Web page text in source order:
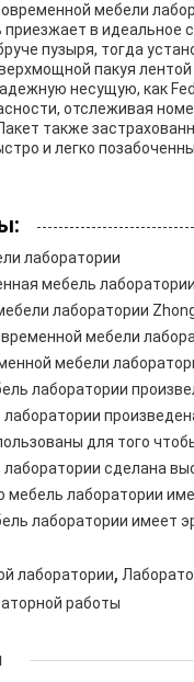
мебели
приезжает в
пузыря, тогда
пакуя
несущую, как
отслеживая
также
и легко
лаборатории
мебель
лаборатории
мебели
мебели
лаборатории
для того
сделана
лаборатории
лаборатории имеет
лаборатории,
работы